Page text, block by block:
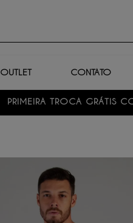
OUTLET CONTATO
PRIMEIRA TROCA GRÁTIS